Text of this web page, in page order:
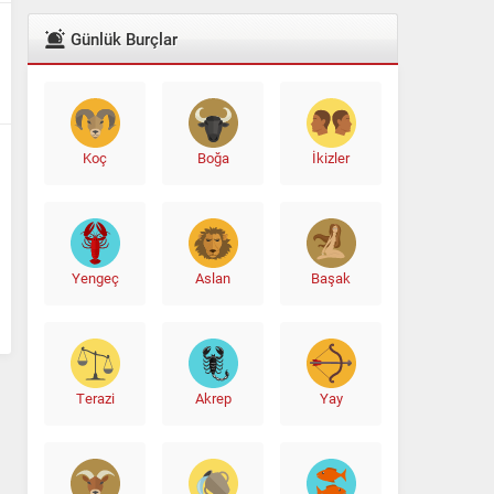
Günlük Burçlar
Koç Boğa İkizler
Yengeç Aslan Başak
Terazi Akrep Yay